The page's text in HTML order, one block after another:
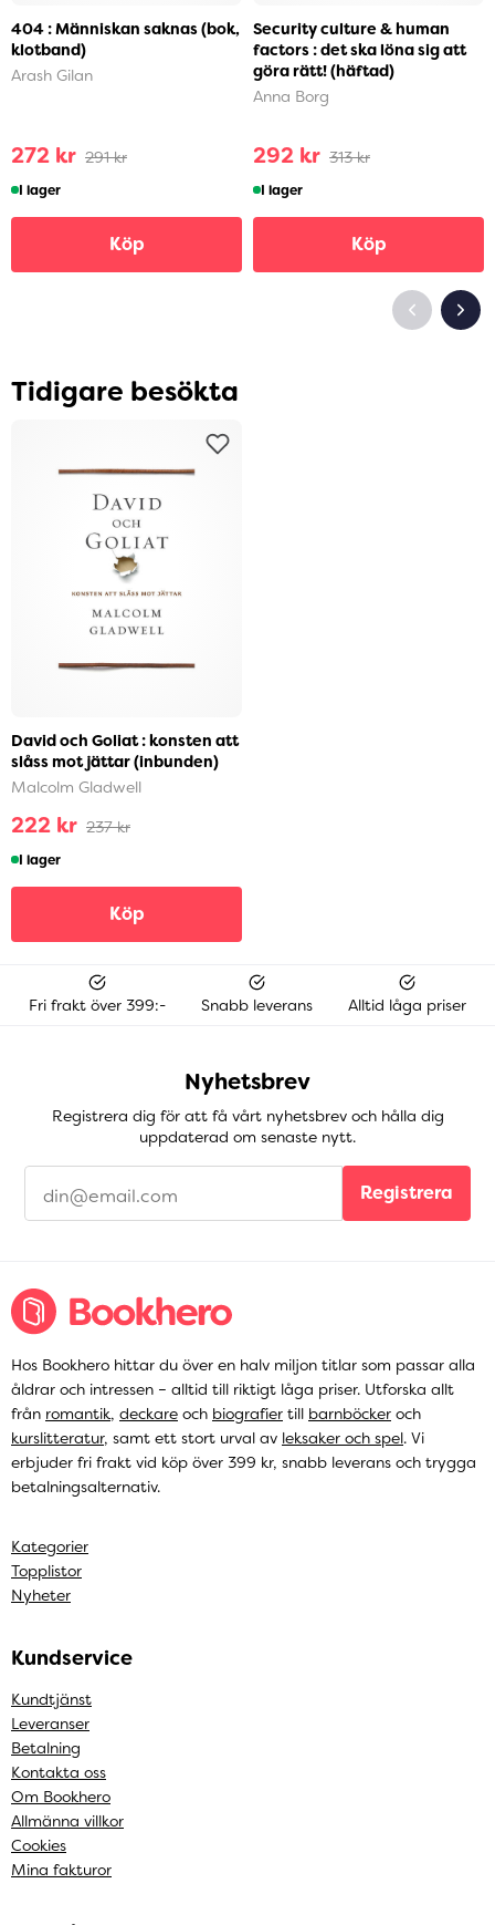
404 : Människan saknas (bok,
klotband)
Arash Gilan
272 kr 291 kr
I lager
Köp
Security culture & human
factors : det ska löna sig att
göra rätt! (häftad)
Anna Borg
292 kr 313 kr
I lager
Köp
Tidigare besökta
David och Goliat : konsten att
slåss mot jättar (inbunden)
Malcolm Gladwell
222 kr 237 kr
I lager
Köp
Fri frakt över 399:- Snabb leverans Alltid låga priser
Nyhetsbrev
Registrera dig för att få vårt nyhetsbrev och hålla dig
uppdaterad om senaste nytt.
Registrera
Hos Bookhero hittar du över en halv miljon titlar som passar alla
åldrar och intressen – alltid till riktigt låga priser. Utforska allt
från romantik, deckare och biografier till barnböcker och
kurslitteratur, samt ett stort urval av leksaker och spel. Vi
erbjuder fri frakt vid köp över 399 kr, snabb leverans och trygga
betalningsalternativ.
Kategorier
Topplistor
Nyheter
Kundservice
Kundtjänst
Leveranser
Betalning
Kontakta oss
Om Bookhero
Allmänna villkor
Cookies
Mina fakturor